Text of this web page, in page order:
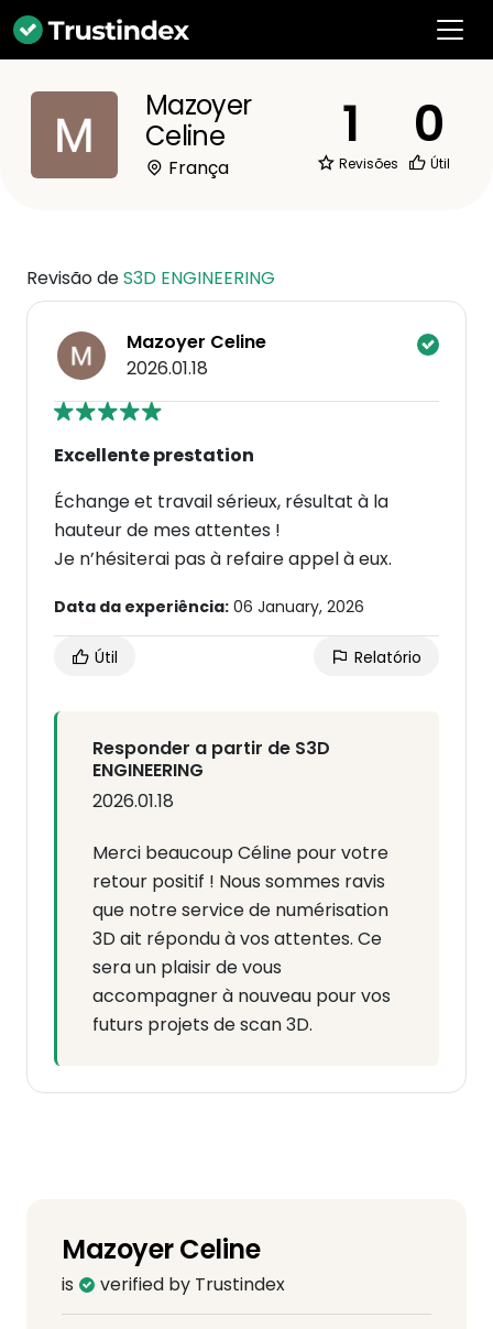
Mazoyer
Celine
França
1
Revisões
0
Útil
Revisão deS3D ENGINEERING
Mazoyer Celine
2026.01.18
Excellente prestation
Échange et travail sérieux, résultat à la
hauteur de mes attentes !
Je n’hésiterai pas à refaire appel à eux.
Data da experiência: 06 January, 2026
Útil Relatório
Responder a partir de S3D
ENGINEERING
2026.01.18
Merci beaucoup Céline pour votre
retour positif ! Nous sommes ravis
que notre service de numérisation
3D ait répondu à vos attentes. Ce
sera un plaisir de vous
accompagner à nouveau pour vos
futurs projets de scan 3D.
Mazoyer Celine
is verified by Trustindex